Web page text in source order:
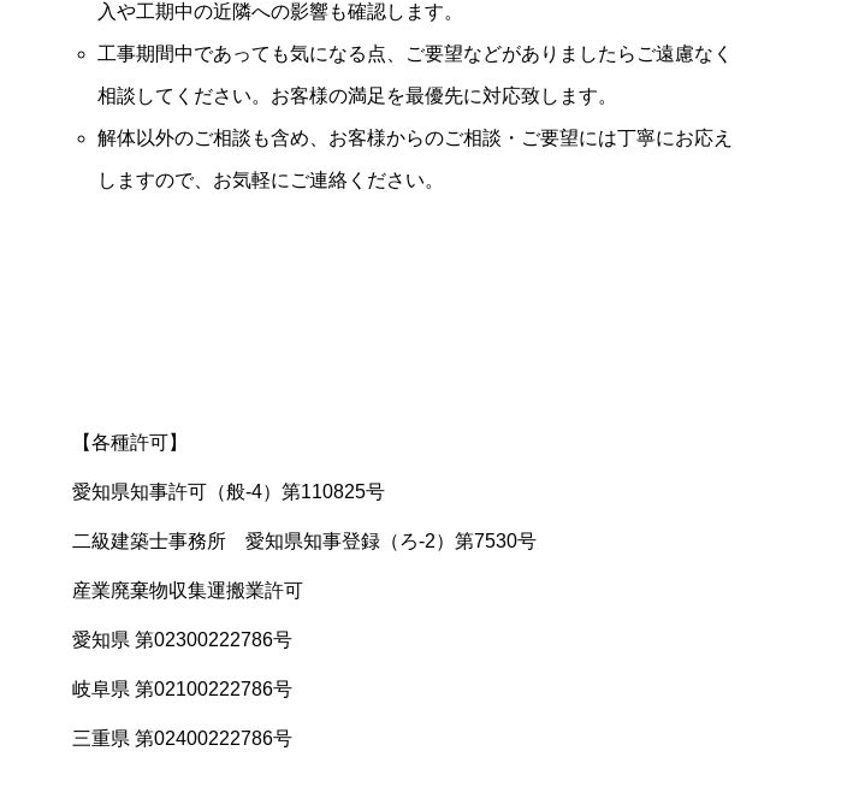
入や工期中の近隣への影響も確認します。
工事期間中であっても気になる点、ご要望などがありましたらご遠慮なく
相談してください。お客様の満足を最優先に対応致します。
解体以外のご相談も含め、お客様からのご相談・ご要望には丁寧にお応え
しますので、お気軽にご連絡ください。
【各種許可】
愛知県知事許可（般-4）第110825号
二級建築士事務所 愛知県知事登録（ろ-2）第7530号
産業廃棄物収集運搬業許可
愛知県 第02300222786号
岐阜県 第02100222786号
三重県 第02400222786号